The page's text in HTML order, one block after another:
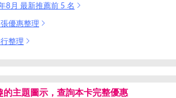
8月 最新推薦前 5 名
優惠整理
整理
的主題圖示，查詢本卡完整優惠